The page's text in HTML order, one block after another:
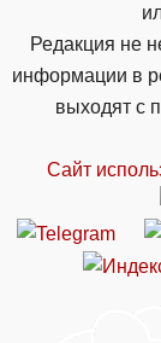
Редакция не
информации в
выходят с
Сайт